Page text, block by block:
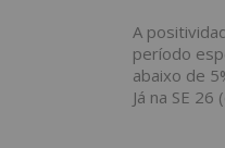
A
período
abaixo de
Já na SE